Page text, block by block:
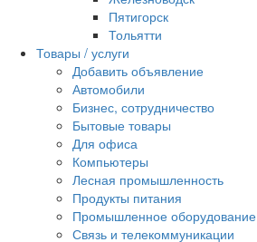
Пятигорск
Тольятти
Товары / услуги
Добавить объявление
Автомобили
Бизнес, сотрудничество
Бытовые товары
Для офиса
Компьютеры
Лесная промышленность
Продукты питания
Промышленное оборудование
Связь и телекоммуникации